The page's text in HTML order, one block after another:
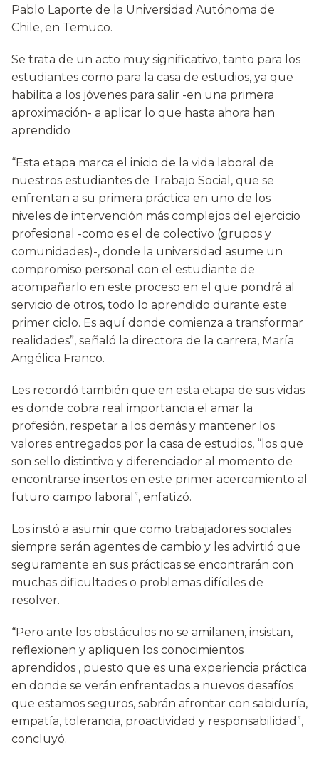
Pablo Laporte de la Universidad Autónoma de
Chile, en Temuco.
Se trata de un acto muy significativo, tanto para los
estudiantes como para la casa de estudios, ya que
habilita a los jóvenes para salir -en una primera
aproximación- a aplicar lo que hasta ahora han
aprendido
“Esta etapa marca el inicio de la vida laboral de
nuestros estudiantes de Trabajo Social, que se
enfrentan a su primera práctica en uno de los
niveles de intervención más complejos del ejercicio
profesional -como es el de colectivo (grupos y
comunidades)-, donde la universidad asume un
compromiso personal con el estudiante de
acompañarlo en este proceso en el que pondrá al
servicio de otros, todo lo aprendido durante este
primer ciclo. Es aquí donde comienza a transformar
realidades”, señaló la directora de la carrera, María
Angélica Franco.
Les recordó también que en esta etapa de sus vidas
es donde cobra real importancia el amar la
profesión, respetar a los demás y mantener los
valores entregados por la casa de estudios, “los que
son sello distintivo y diferenciador al momento de
encontrarse insertos en este primer acercamiento al
futuro campo laboral”, enfatizó.
Los instó a asumir que como trabajadores sociales
siempre serán agentes de cambio y les advirtió que
seguramente en sus prácticas se encontrarán con
muchas dificultades o problemas difíciles de
resolver.
“Pero ante los obstáculos no se amilanen, insistan,
reflexionen y apliquen los conocimientos
aprendidos , puesto que es una experiencia práctica
en donde se verán enfrentados a nuevos desafíos
que estamos seguros, sabrán afrontar con sabiduría,
empatía, tolerancia, proactividad y responsabilidad”,
concluyó.